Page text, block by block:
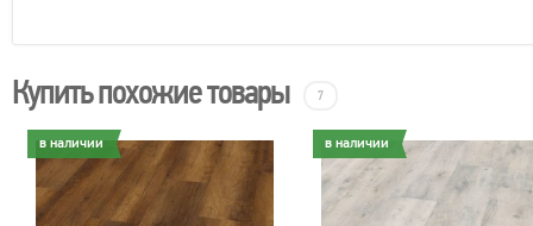
Купить похожие товары 7
в наличии в наличии